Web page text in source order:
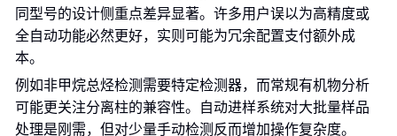
同型号的设计侧重点差异显著。许多用户误以为高精度或
全自动功能必然更好，实则可能为冗余配置支付额外成
本。
例如非甲烷总烃检测需要特定检测器，而常规有机物分析
可能更关注分离柱的兼容性。自动进样系统对大批量样品
处理是刚需，但对少量手动检测反而增加操作复杂度。